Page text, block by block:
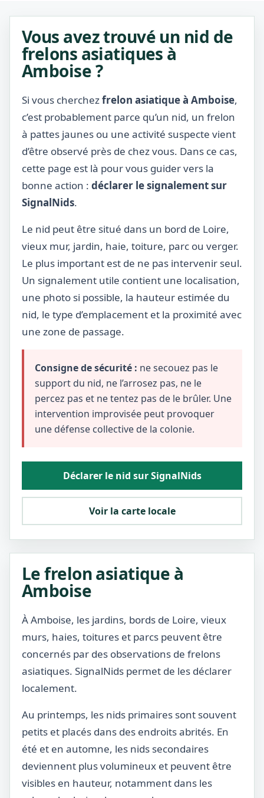
Vous avez trouvé un nid de
frelons asiatiques à
Amboise ?
Si vous cherchezfrelon asiatique à Amboise,
c’est probablement parce qu’un nid, un frelon
à pattes jaunes ou une activité suspecte vient
d’être observé près de chez vous. Dans ce cas,
cette page est là pour vous guider vers la
bonne action : déclarer le signalement sur
SignalNids.
Le nid peut être situé dans un bord de Loire,
vieux mur, jardin, haie, toiture, parc ou verger.
Le plus important est de ne pas intervenir seul.
Un signalement utile contient une localisation,
une photo si possible, la hauteur estimée du
nid, le type d’emplacement et la proximité avec
une zone de passage.
Consigne de sécurité : ne secouez pas le
support du nid, ne l’arrosez pas, ne le
percez pas et ne tentez pas de le brûler. Une
intervention improvisée peut provoquer
une défense collective de la colonie.
Déclarer le nid sur SignalNids
Voir la carte locale
Le frelon asiatique à
Amboise
À Amboise, les jardins, bords de Loire, vieux
murs, haies, toitures et parcs peuvent être
concernés par des observations de frelons
asiatiques. SignalNids permet de les déclarer
localement.
Au printemps, les nids primaires sont souvent
petits et placés dans des endroits abrités. En
été et en automne, les nids secondaires
deviennent plus volumineux et peuvent être
visibles en hauteur, notamment dans les